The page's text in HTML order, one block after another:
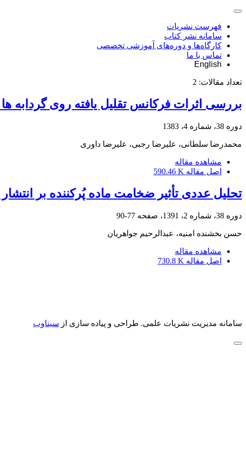
فهرست نشریات
سامانه نشر کتاب
کارگاه‌ها و دوره‌های آموزشی تخصصی
تماس با ما
English
تعداد مقالات: 2
بررسی اثرات فرکانس تقلیل یافته روی گردابه ها
دوره 38، شماره 4، 1383
محمدرضا سلطانی، علیرضا رجبی، علیرضا داوری
مشاهده مقاله
اصل مقاله 590.46 K
تحلیل عددی تأثیر ضخامت ماده پُرکننده بر
دوره 38، شماره 2، 1391، صفحه 77-90
حسن بخشنده امنیه، عبدالرحیم جواهریان
مشاهده مقاله
اصل مقاله 730.8 K
سامانه مدیریت نشریات علمی. طراحی و پیاده سازی از سیناوب